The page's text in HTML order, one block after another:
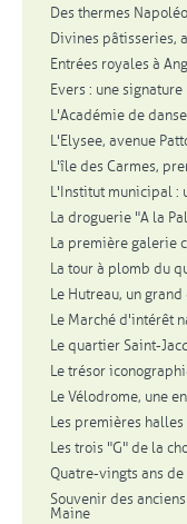
Des thermes
Divines pâtisseries,
Entrées royales à
Evers : une signature
L'Académie de
L'Elysee, avenue
L'île des Carmes,
L'Institut municipal :
La droguerie "A la
La première galerie
La tour à plomb du
Le Hutreau, un
Le Marché d'intérêt
Le quartier Saint-
Le trésor
Le Vélodrome, une
Les premières
Les trois "G" de la
Quatre-vingts ans
Souvenir des
Maine